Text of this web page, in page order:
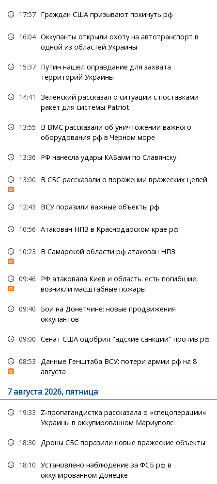
17:57 Граждан США призывают покинуть рф
16:04 Оккупанты открыли охоту на автотранспорт в
одной из областей Украины
15:37 Путин нашел оправдание для захвата
территорий Украины
14:41
Зеленский рассказал о ситуации с поставками
ракет для системы Patriot
13:55
В ВМС рассказали об уничтожении важного
оборудования рф в Черном море
13:36 РФ нанесла удары КАБами по Славянску
13:00 В СБС рассказали о поражении вражеских целей
12:43 ВСУ поразили важные объекты рф
10:56 Атакован НПЗ в Краснодарском крае рф
10:23 В Самарской области рф атакован НПЗ
09:46
РФ атаковала Киев и область: есть погибшие,
возникли масштабные пожары
09:40
Бои на Донетчине: новые продвижения
оккупантов
09:00 Сенат США одобрил "адские санкции" против рф
08:53 Данные Генштаба ВСУ: потери армии рф на 8
августа
7 августа 2026, пятница
19:33
Z-пропагандистка рассказала о «спецоперации»
Украины в оккупированном Мариуполе
18:30 Дроны СБС поразили новые вражеские объекты
18:10 Установлено наблюдение за ФСБ рф в
оккупированном Донецке